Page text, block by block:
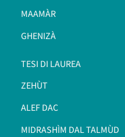
MAAMÀR
GHENIZÀ
TESI DI LAUREA
ZEHÙT
ALEF DAC
MIDRASHÌM DAL TALMÙD